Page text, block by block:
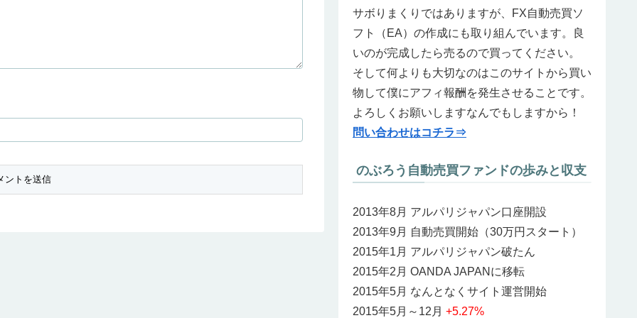
サボりまくりではありますが、FX自動売買ソ
フト（EA）の作成にも取り組んでいます。良
いのが完成したら売るので買ってください。
そして何よりも大切なのはこのサイトから買い
物して僕にアフィ報酬を発生させることです。
よろしくお願いしますなんでもしますから！
問い合わせはコチラ⇒
のぶろう自動売買ファンドの歩みと収支
2013年8月 アルパリジャパン口座開設
2013年9月 自動売買開始（30万円スタート）
2015年1月 アルパリジャパン破たん
2015年2月 OANDA JAPANに移転
2015年5月 なんとなくサイト運営開始
2015年5月～12月 +5.27%